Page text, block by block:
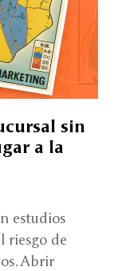
sin
a la
estudios
riesgo de
Abrir